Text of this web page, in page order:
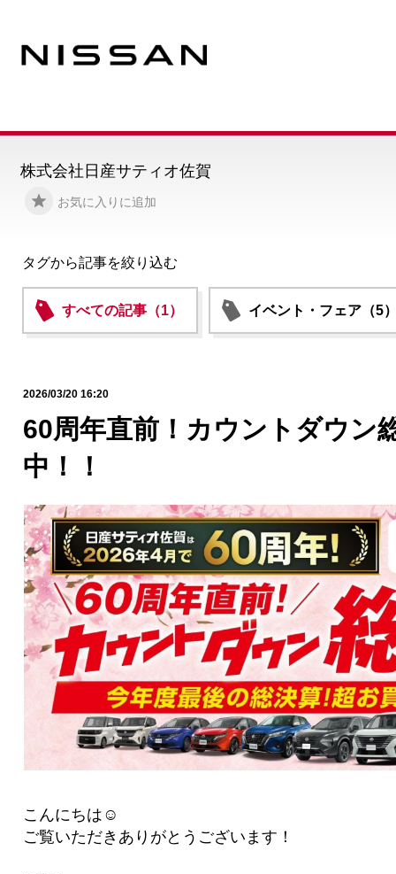
お気に入りに追加
株式会社日産サティオ佐賀
タグから記事を絞り込む
すべての記事（1） イベント・フェア（5
2026/03/20 16:20
60周年直前！カウントダウン
中！！
こんにちは☺
ご覧いただきありがとうございます！